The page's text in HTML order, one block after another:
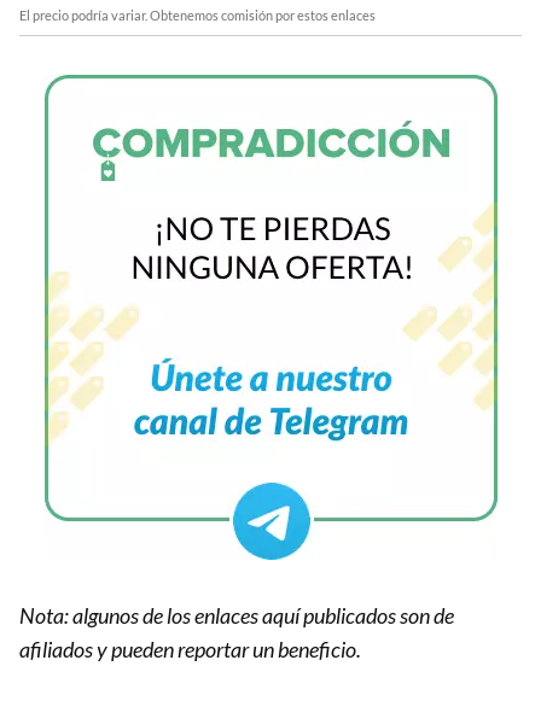
El precio podría variar. Obtenemos comisión por estos enlaces
Nota: algunos de los enlaces aquí publicados son de
afiliados y pueden reportar un beneficio.